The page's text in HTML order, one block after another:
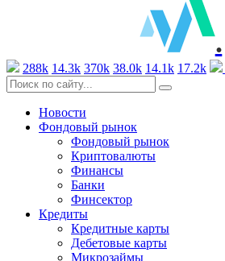
.
288k 14.3k 370k 38.0k 14.1k 17.2k
Новости
Фондовый рынок
Фондовый рынок
Криптовалюты
Финансы
Банки
Финсектор
Кредиты
Кредитные карты
Дебетовые карты
Микрозаймы